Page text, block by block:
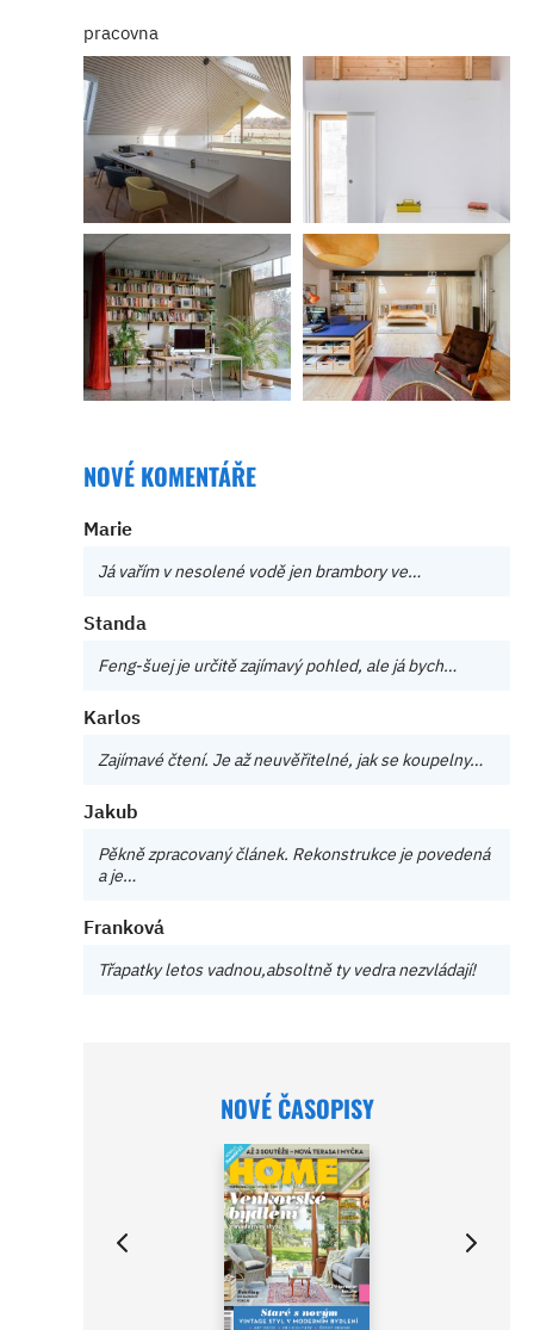
pracovna
NOVÉ KOMENTÁŘE
Marie
Já vařím v nesolené vodě jen brambory ve…
Standa
Feng-šuej je určitě zajímavý pohled, ale já bych…
Karlos
Zajímavé čtení. Je až neuvěřitelné, jak se koupelny…
Jakub
Pěkně zpracovaný článek. Rekonstrukce je povedená
a je…
Franková
Třapatky letos vadnou,absoltně ty vedra nezvládají!
NOVÉ ČASOPISY